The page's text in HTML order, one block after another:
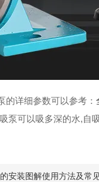
的详细参数可以参考：
泵可以吸多深的水,自
安装图解使用方法及常